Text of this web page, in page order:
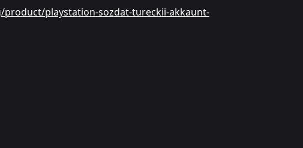
playstation-sozdat-tureckii-akkaunt-